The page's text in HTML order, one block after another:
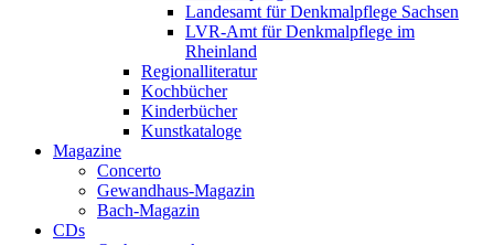
Landesamt für Denkmalpflege Sachsen
LVR-Amt für Denkmalpflege im
Rheinland
Regionalliteratur
Kochbücher
Kinderbücher
Kunstkataloge
Magazine
Concerto
Gewandhaus-Magazin
Bach-Magazin
CDs